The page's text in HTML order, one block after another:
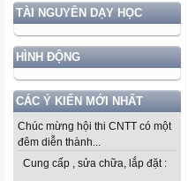
TÀI NGUYÊN DẠY HỌC
HÌNH ĐỘNG
CÁC Ý KIẾN MỚI NHẤT
Chúc mừng hội thi CNTT có một
đêm diễn thành...
Cung cấp , sửa chữa, lắp đặt :